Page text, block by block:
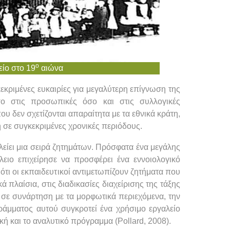
στο 19ο αιώνα
ευκαιρίες για μεγαλύτερη επίγνωση της
στις προσωπικές όσο και στις συλλογικές
δεν σχετίζονται απαραίτητα με τα εθνικά κράτη,
συγκεκριμένες χρονικές περιόδους.
μια σειρά ζητημάτων. Πρόσφατα ένα μεγάλης
επιχείρησε να προσφέρει ένα εννοιολογικό
οι εκπαιδευτικοί αντιμετωπίζουν ζητήματα που
στις διαδικασίες διαχείρισης της τάξης
συνάρτηση με τα μορφωτικά περιεχόμενα, την
αυτού συγκροτεί ένα χρήσιμο εργαλείο
και το αναλυτικό πρόγραμμα (Pollard, 2008).